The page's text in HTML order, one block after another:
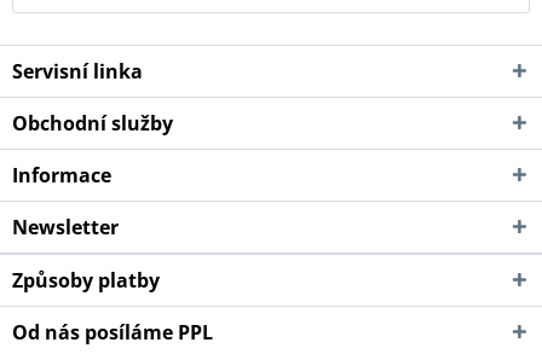
Servisní linka
Obchodní služby
Informace
Newsletter
Způsoby platby
Od nás posíláme PPL